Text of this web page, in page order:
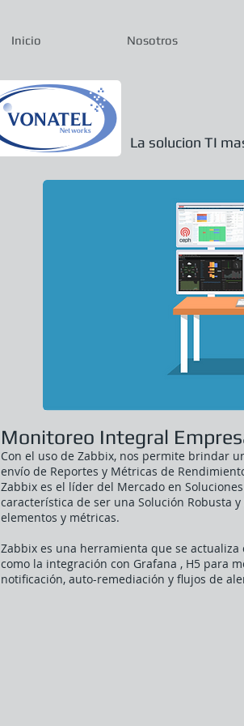
Inicio Nosotros
La solucion TI
Monitoreo Integral
Con el uso de Zabbix, nos permite brindar
envío de Reportes y Métricas de
Zabbix es el líder del Mercado en
característica de ser una Solución Robusta
elementos y métricas.
Zabbix es una herramienta que se
como la integración con Grafana , H5 para
notificación, auto-remediación y flujos de